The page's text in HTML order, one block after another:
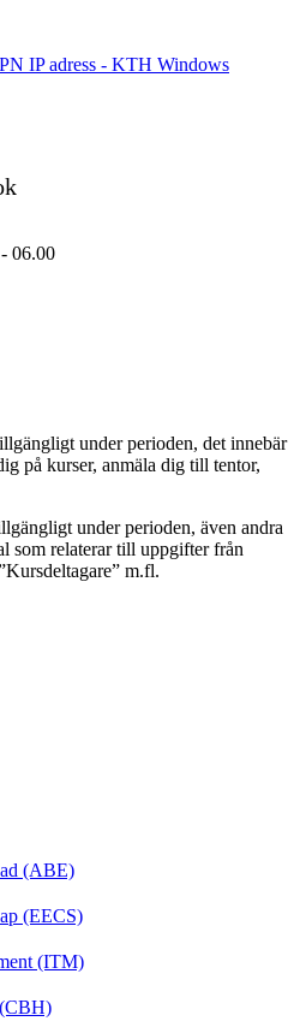
IP adress - KTH Windows
06.00
under perioden, det innebär
på kurser, anmäla dig till tentor,
under perioden, även andra
som relaterar till uppgifter från
m.fl.
(ABE)
(EECS)
(ITM)